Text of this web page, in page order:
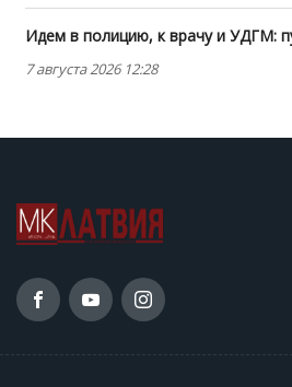
Идем в полицию, к врачу и УДГМ:
7 августа 2026 12:28